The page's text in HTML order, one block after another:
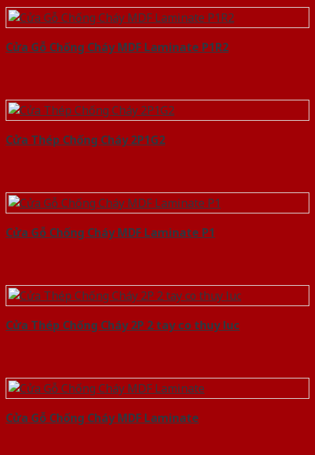
Cửa Gỗ Chống Cháy MDF Laminate P1R2
Cửa Thép Chống Cháy 2P1G2
Cửa Gỗ Chống Cháy MDF Laminate P1
Cửa Thép Chống Cháy 2P 2 tay co thuy luc
Cửa Gỗ Chống Cháy MDF Laminate